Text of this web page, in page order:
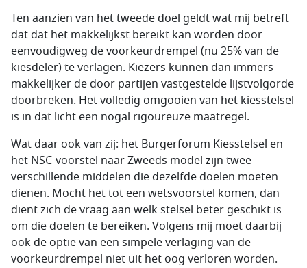
Ten aanzien van het tweede doel geldt wat mij betreft
dat dat het makkelijkst bereikt kan worden door
eenvoudigweg de voorkeurdrempel (nu 25% van de
kiesdeler) te verlagen. Kiezers kunnen dan immers
makkelijker de door partijen vastgestelde lijstvolgorde
doorbreken. Het volledig omgooien van het kiesstelsel
is in dat licht een nogal rigoureuze maatregel.
Wat daar ook van zij: het Burgerforum Kiesstelsel en
het NSC-voorstel naar Zweeds model zijn twee
verschillende middelen die dezelfde doelen moeten
dienen. Mocht het tot een wetsvoorstel komen, dan
dient zich de vraag aan welk stelsel beter geschikt is
om die doelen te bereiken. Volgens mij moet daarbij
ook de optie van een simpele verlaging van de
voorkeurdrempel niet uit het oog verloren worden.